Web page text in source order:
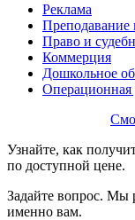
Реклама
Преподавание
Право и
Коммерция
Дошкольное
Операционная
Узнайте, как
по доступной цене.
Задайте вопрос. Мы
именно вам.